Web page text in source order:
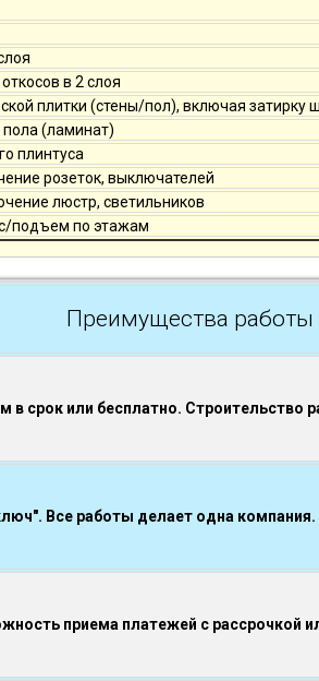
в 2 слоя
плитки (стены/пол), включая затирку
(ламинат)
плинтуса
розеток, выключателей
люстр, светильников
подъем по этажам
Преимущества
в срок или бесплатно. Строительство
Все работы делает одна компания.
приема платежей с рассрочкой